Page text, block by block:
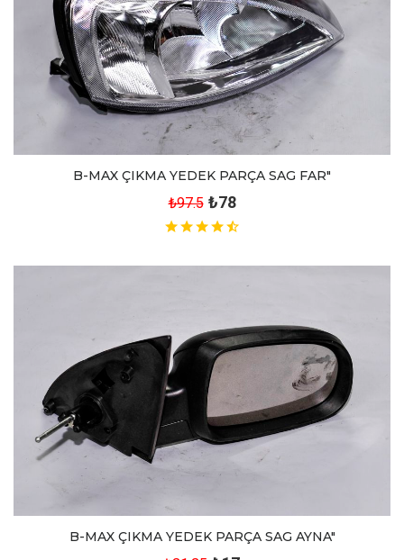
B-MAX ÇIKMA YEDEK PARÇA SAG FAR"
₺97.5 ₺78
B-MAX ÇIKMA YEDEK PARÇA SAG AYNA"